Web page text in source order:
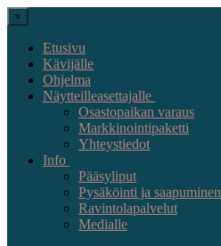
×
Etusivu
Kävijälle
Ohjelma
Näytteilleasettajalle
Osastopaikan varaus
Markkinointipaketti
Yhteystiedot
Info
Pääsyliput
Pysäköinti ja saapuminen
Ravintolapalvelut
Medialle